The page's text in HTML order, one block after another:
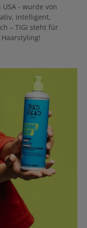
- wurde von
intelligent,
– TIGI steht für